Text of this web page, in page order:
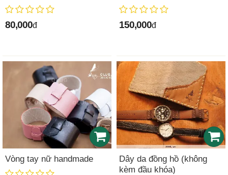
80,000đ 150,000đ
Vòng tay nữ handmade
Dây da đồng hồ (không
kèm đầu khóa)